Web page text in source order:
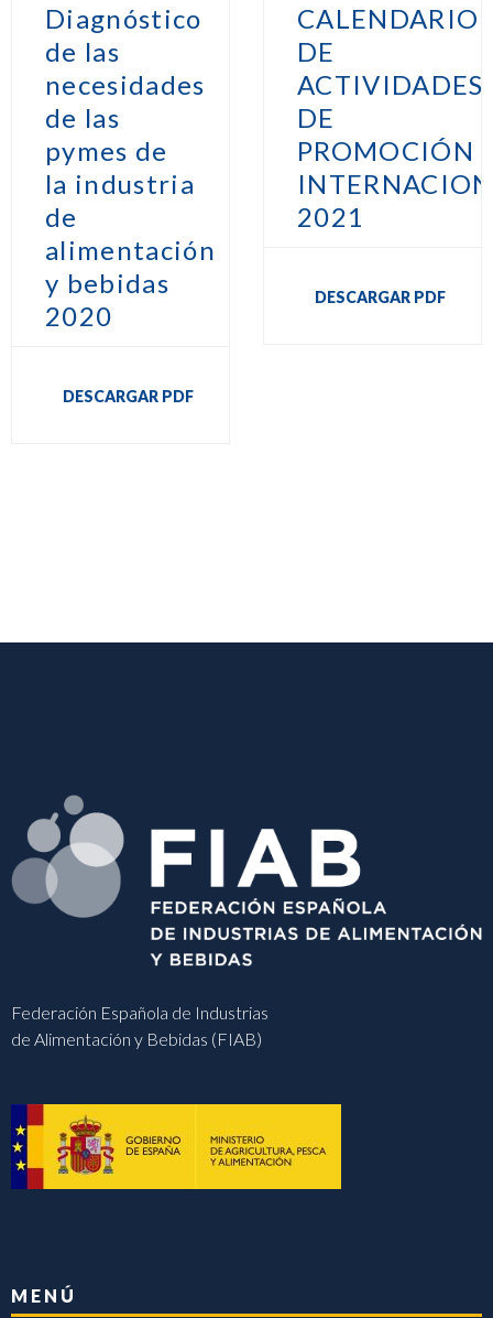
Diagnóstico
de las
necesidades
de las
pymes de
la industria
de
alimentación
y bebidas
2020
DESCARGAR PDF
CALENDARIO
DE
ACTIVIDADES
DE
PROMOCIÓN
2021
DESCARGAR PDF
Federación Española de Industrias
de Alimentación y Bebidas (FIAB)
MENÚ